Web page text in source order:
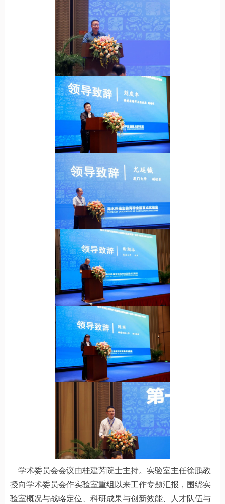
学术委员会会议由桂建芳院士主持。实验室主任徐鹏教
授向学术委员会作实验室重组以来工作专题汇报，围绕实
验室概况与战略定位、科研成果与创新效能、人才队伍与